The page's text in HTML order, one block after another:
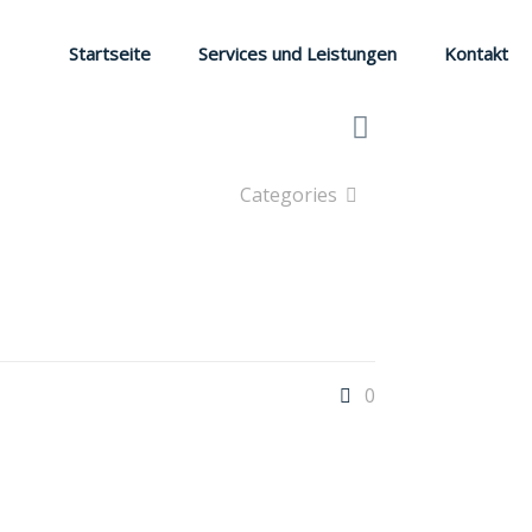
Startseite Services und Leistungen Kontakt
Categories
0